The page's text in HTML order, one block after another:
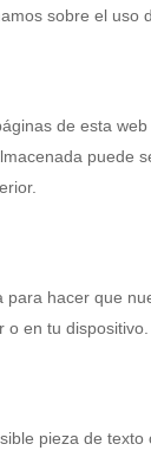
sobre el uso
de esta
puede
hacer que
en tu dispositivo.
pieza de